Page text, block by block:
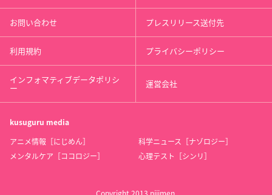
お問い合わせ プレスリリース送付先
利用規約 プライバシーポリシー
インフォマティブデータポリシ
ー 運営会社
kusuguru media
アニメ情報［にじめん］
科学ニュース［ナゾロジー］
メンタルケア［ココロジー］
心理テスト［シンリ］